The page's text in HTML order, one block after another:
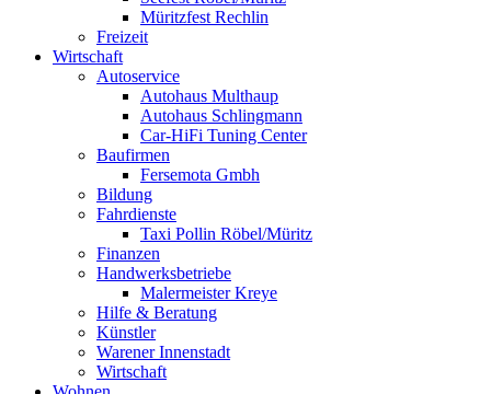
Müritzfest Rechlin
Freizeit
Wirtschaft
Autoservice
Autohaus Multhaup
Autohaus Schlingmann
Car-HiFi Tuning Center
Baufirmen
Fersemota Gmbh
Bildung
Fahrdienste
Taxi Pollin Röbel/Müritz
Finanzen
Handwerksbetriebe
Malermeister Kreye
Hilfe & Beratung
Künstler
Warener Innenstadt
Wirtschaft